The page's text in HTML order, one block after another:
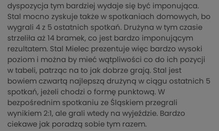
dyspozycja tym bardziej wydaje się być imponująca.
Stal mocno zyskuje także w spotkaniach domowych, bo
wygrali 4 z 5 ostatnich spotkań. Drużyna w tym czasie
strzeliła aż 14 bramek, co jest bardzo imponującym
rezultatem. Stal Mielec prezentuje więc bardzo wysoki
poziom i można by mieć wątpliwości co do ich pozycji
w tabeli, patrząc na to jak dobrze grają. Stal jest
bowiem czwartą najlepszą drużyną w ciągu ostatnich 5
spotkań, jeżeli chodzi o formę punktową. W
bezpośrednim spotkaniu ze Śląskiem przegrali
wynikiem 2:1, ale grali wtedy na wyjeździe. Bardzo
ciekawe jak poradzą sobie tym razem.